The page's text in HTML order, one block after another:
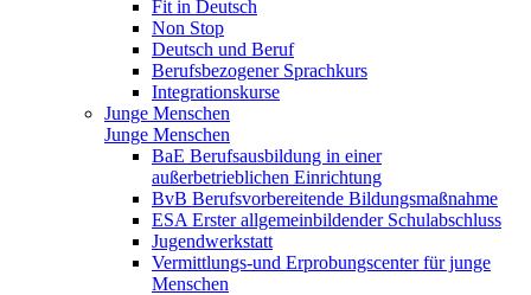
Fit in Deutsch
Non Stop
Deutsch und Beruf
Berufsbezogener Sprachkurs
Integrationskurse
Junge Menschen
Junge Menschen
BaE Berufsausbildung in einer
außerbetrieblichen Einrichtung
BvB Berufsvorbereitende Bildungsmaßnahme
ESA Erster allgemeinbildender Schulabschluss
Jugendwerkstatt
Vermittlungs-und Erprobungscenter für junge
Menschen